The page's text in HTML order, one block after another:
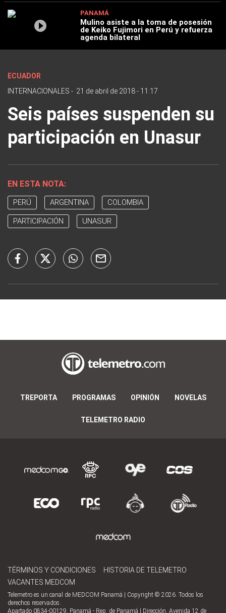
PANAMÁ
Mulino asiste a la toma de posesión
de Keiko Fujimori en Perú y refuerza
agenda bilateral
ECUADOR
INTERNACIONALES - 21 de abril de 2018 - 11:17
Seis países suspenden su
participación en Unasur
EN ESTA NOTA:
PERÚ ARGENTINA COLOMBIA
PARTICIPACIÓN UNASUR
TREPORTA PROGRAMAS OPINIÓN NOVELAS
TELEMETRO RADIO
TÉRMINOS Y CONDICIONES
HISTORIA DE TELEMETRO
VACANTES MEDCOM
Telemetro es un canal de MEDCOM Panamá | Copyright © 2026. Todos los
derechos reservados.
Apartado 0834-00129, Panamá - Rep. de Panamá | Dirección, Avenida 12 de